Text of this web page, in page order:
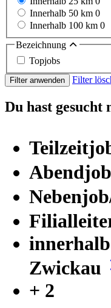
Innerhalb 50 km 0
Innerhalb 100 km 0
Bezeichnung
Topjobs
Filter anwenden Filter
Du hast gesucht
Abendjob
Zwickau
+ 2